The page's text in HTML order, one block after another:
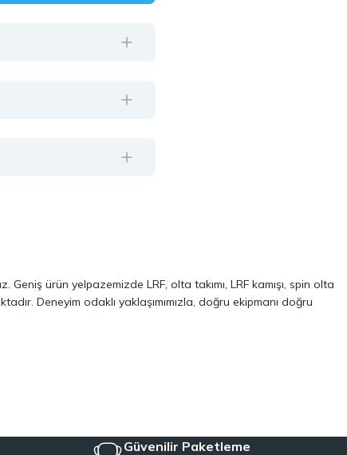
ürün yelpazemizde LRF, olta takımı, LRF kamışı, spin olta
Deneyim odaklı yaklaşımımızla, doğru ekipmanı doğru
odaklı modellerinden oluşur. Özellikle LRF avcılığı ve
uygun ekipmanları tek çatı altında topluyoruz.
Güvenilir Paketleme